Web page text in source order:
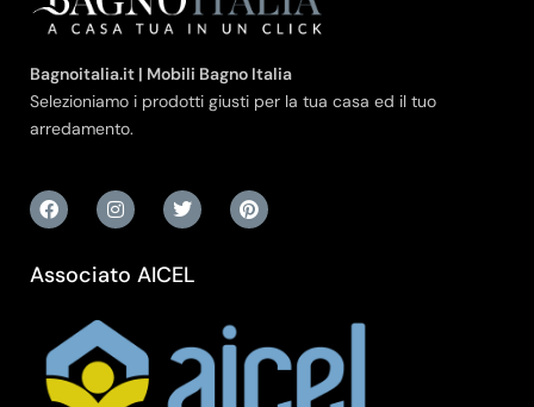
Bagnoitalia.it | Mobili Bagno Italia
Selezioniamo i prodotti giusti per la tua casa ed il tuo
arredamento.
Associato AICEL